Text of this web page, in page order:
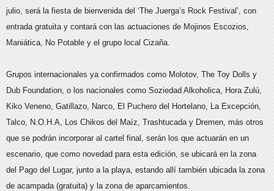
julio, será la fiesta de bienvenida del ‘The Juerga’s Rock Festival’, con
entrada gratuita y contará con las actuaciones de Mojinos Escozios,
Maniática, No Potable y el grupo local Cizaña.
Grupos internacionales ya confirmados como Molotov, The Toy Dolls y
Dub Foundation, o los nacionales como Soziedad Alkoholica, Hora Zulú,
Kiko Veneno, Gatillazo, Narco, El Puchero del Hortelano, La Excepción,
Talco, N.O.H.A, Los Chikos del Maíz, Trashtucada y Dremen, más otros
que se podrán incorporar al cartel final, serán los que actuarán en un
escenario, que como novedad para esta edición, se ubicará en la zona
del Pago del Lugar, junto a la playa, estando allí también ubicada la zona
de acampada (gratuita) y la zona de aparcamientos.